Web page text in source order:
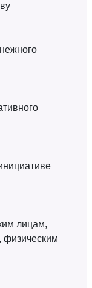
лицам,
физическим